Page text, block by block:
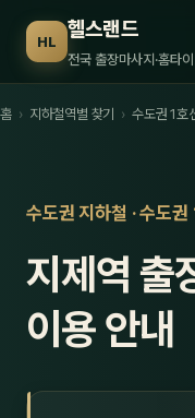
HL 헬스랜드
전국 출장마사지·홈타
홈 › 지하철역별 찾기 › 수도권 1호
수도권 지하철 · 수도권
지제역 출
이용 안내